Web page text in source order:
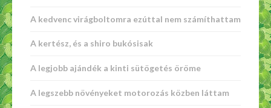
A kedvenc virágboltomra ezúttal nem számíthattam
A kertész, és a shiro bukósisak
A legjobb ajándék a kinti sütögetés öröme
A legszebb növényeket motorozás közben láttam